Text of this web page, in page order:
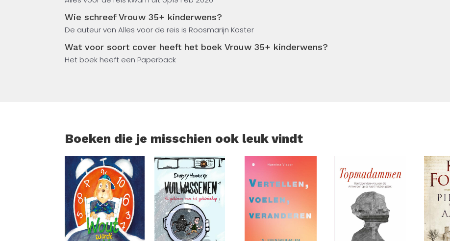
grilliger en de wensouders steeds fanatieker. Op een gegeven moment bezoeken ze bijna dagelijks de
wachtkamer van de IVF-afdeling. En hoeveel ovulatie- en zwangerschapstesten kan je doen voordat je
officieel voor gek wordt verklaard?
Vrouw, 35+, kinderwens is een verhaal van hoop en vrees, waarbij Roosmarijn er ondanks alles toch in slaagt
om het mooie – en soms zelfs romantische – te blijven zien in deze uitdagende situatie. Met dit boek wil
Wie schreef Vrouw 35+ kinderwens?
De auteur van Alles voor de reis is Roosmarijn Koster
Wat voor soort cover heeft het boek Vrouw 35+ kinderwens?
Het boek heeft een Paperback
Boeken die je misschien ook leuk vindt